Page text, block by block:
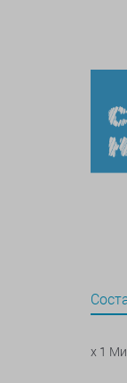
x 1